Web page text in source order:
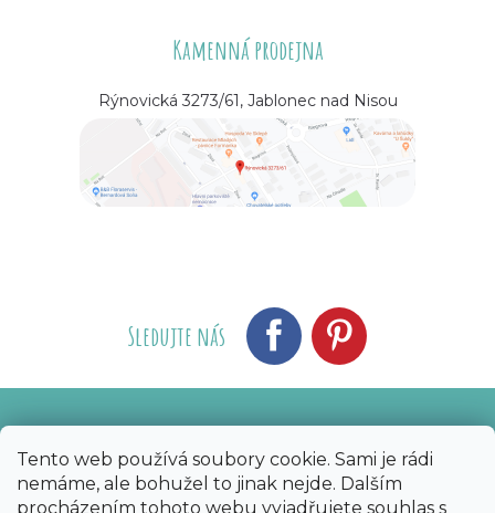
Tento web používá soubory cookie. Sami je rádi
nemáme, ale bohužel to jinak nejde. Dalším
procházením tohoto webu vyjadřujete souhlas s
Kamenná prodejna
Rýnovická 3273/61, Jablonec nad Nisou
Sledujte nás
Copyright 2026 Bijoux Components - Svět